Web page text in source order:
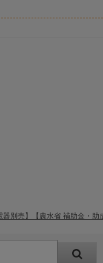
器別売】【農水省 補助金・